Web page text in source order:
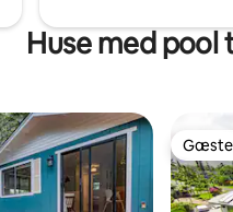
Huse med pool